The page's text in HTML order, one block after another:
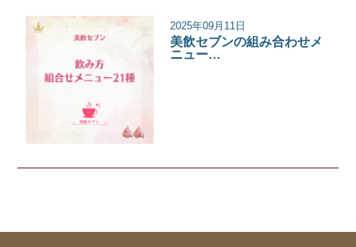
2025年09月11日
美飲セブンの組み合わせメ
ニュー…